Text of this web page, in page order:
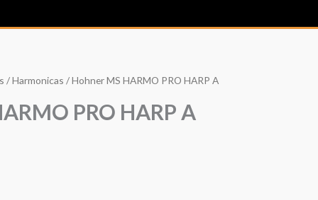
/Harmonicas / Hohner MS HARMO PRO HARP A
PRO HARP A